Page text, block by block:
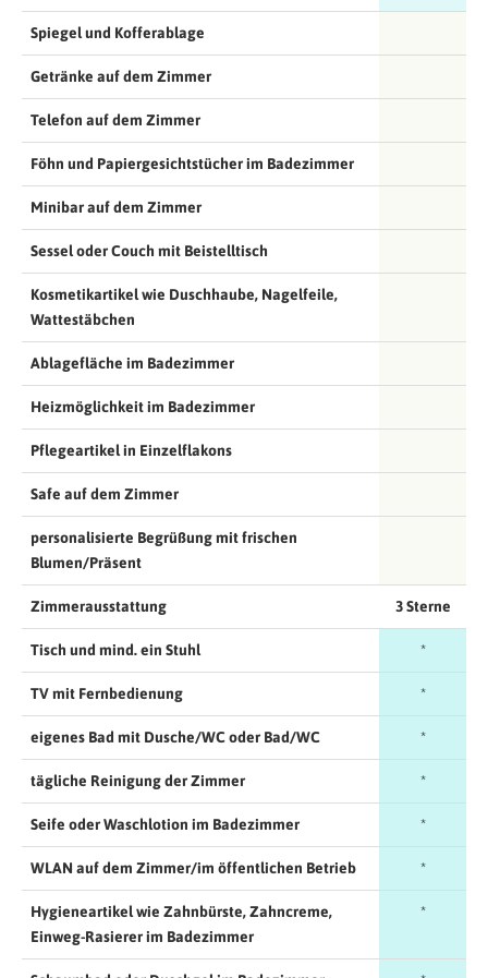
Spiegel und Kofferablage
Getränke auf dem Zimmer
Telefon auf dem Zimmer
Föhn und Papiergesichtstücher im Badezimmer
Minibar auf dem Zimmer
Sessel oder Couch mit Beistelltisch
Kosmetikartikel wie Duschhaube, Nagelfeile,
Wattestäbchen
Ablagefläche im Badezimmer
Heizmöglichkeit im Badezimmer
Pflegeartikel in Einzelflakons
Safe auf dem Zimmer
personalisierte Begrüßung mit frischen
Blumen/Präsent
Zimmerausstattung 3 Sterne
Tisch und mind. ein Stuhl *
TV mit Fernbedienung *
eigenes Bad mit Dusche/WC oder Bad/WC *
tägliche Reinigung der Zimmer *
Seife oder Waschlotion im Badezimmer *
WLAN auf dem Zimmer/im öffentlichen Betrieb *
Hygieneartikel wie Zahnbürste, Zahncreme,
Einweg-Rasierer im Badezimmer
*